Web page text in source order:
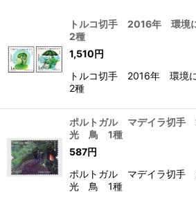
並び順:
絞り込む
トルコ切手 2016年 環
2種
1,510円
トルコ切手 2016年 環
2種
ポルトガル マデイラ切手
光 鳥 1種
587円
ポルトガル マデイラ切手
光 鳥 1種